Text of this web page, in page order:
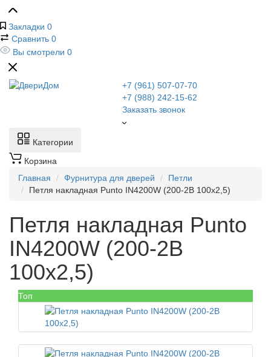
Закладки 0
Сравнить 0
Вы смотрели 0
+7 (961) 507-07-70
+7 (988) 242-15-62
Заказать звонок
Категории
Корзина
Главная
Фурнитура для дверей
Петли
Петля накладная Punto IN4200W (200-2B 100x2,5)
Петля накладная Punto
IN4200W (200-2B
100x2,5)
Топ